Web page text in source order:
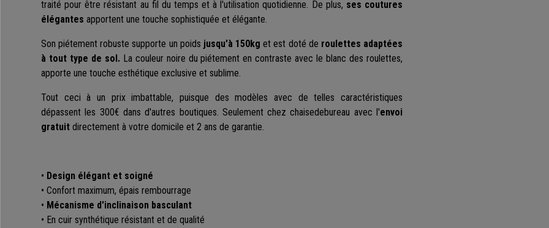
traité pour être résistant au fil du temps et à l'utilisation quotidienne. De plus, ses coutures
élégantes apportent une touche sophistiquée et élégante.
Son piétement robuste supporte un poids jusqu'à 150kget est doté de roulettes adaptées
à tout type de sol. La couleur noire du piétement en contraste avec le blanc des roulettes,
apporte une touche esthétique exclusive et sublime.
Tout ceci à un prix imbattable, puisque des modèles avec de telles caractéristiques
dépassent les 300€ dans d'autres boutiques. Seulement chez chaisedebureau avec l'envoi
gratuit directement à votre domicile et 2 ans de garantie.
• Design élégant et soigné
• Confort maximum, épais rembourrage
• Mécanisme d'inclinaison basculant
• En cuir synthétique résistant et de qualité